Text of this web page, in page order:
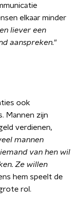
elkaar minder
liever een
aanspreken."
ook
Mannen zijn
verdienen,
mannen
van hen wil
Ze willen
hem speelt de
rol.